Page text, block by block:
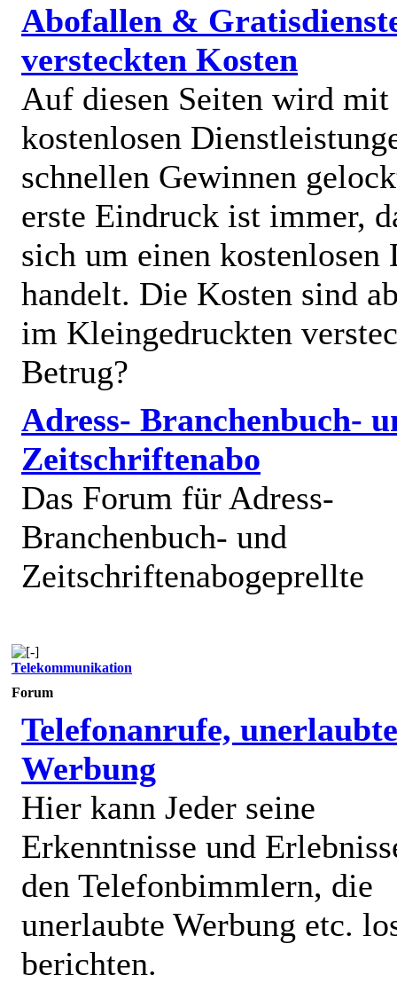
Abofallen &
versteckten Kosten
Auf diesen Seiten wird mit
kostenlosen
schnellen Gewinnen
erste Eindruck ist immer,
sich um einen kostenlosen
handelt. Die Kosten sind
im Kleingedruckten
Betrug?
Adress- Branchenbuch-
Zeitschriftenabo
Das Forum für Adress-
Branchenbuch- und
Zeitschriftenabogeprellte
Telekommunikation
Forum
Telefonanrufe, unerlaubte
Werbung
Hier kann Jeder seine
Erkenntnisse und
den Telefonbimmlern, die
unerlaubte Werbung etc.
berichten.